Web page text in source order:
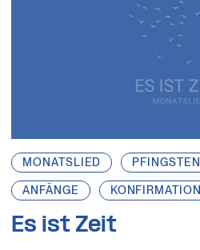
MONATSLIED PFINGSTEN
ANFÄNGE KONFIRMATION
Es ist Zeit